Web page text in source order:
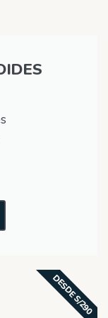
DESDE S/290